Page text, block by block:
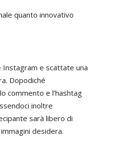
quanto innovativo
e scattate una
Dopodiché
commento e l’hashtag
inoltre
sarà libero di
desidera.